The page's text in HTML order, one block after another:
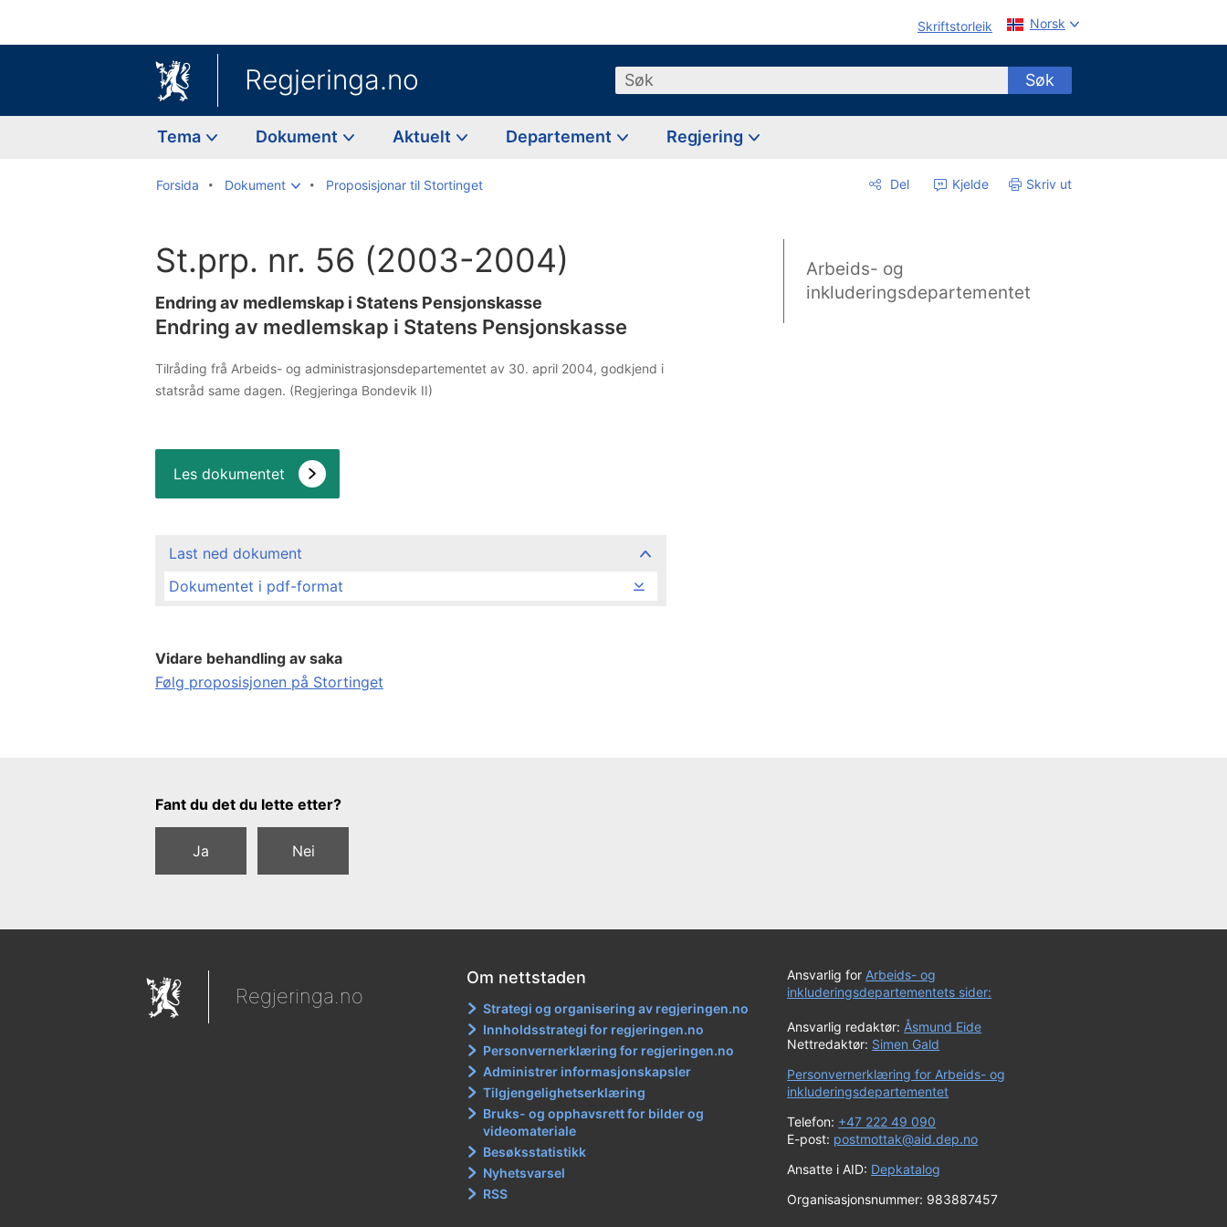
Skriftstorleik Norsk
Regjeringa.no Søk Søk
Tema Dokument Aktuelt Departement Regjering
Forsida Dokument Proposisjonar til Stortinget Del Kjelde Skriv ut
St.prp. nr. 56 (2003-2004)
Endring av medlemskap i Statens Pensjonskasse
Endring av medlemskap i Statens Pensjonskasse
Tilråding frå Arbeids- og administrasjonsdepartementet av 30. april 2004, godkjend i
statsråd same dagen. (Regjeringa Bondevik II)
Les dokumentet
Last ned dokument
Dokumentet i pdf-format
Vidare behandling av saka
Følg proposisjonen på Stortinget
Arbeids- og
inkluderingsdepartementet
Tilbakemeldingsskjema
Fant du det du lette etter?
Ja Nei
Regjeringa.no
Om nettstaden
Strategi og organisering av regjeringen.no
Innholdsstrategi for regjeringen.no
Personvernerklæring for regjeringen.no
Administrer informasjonskapsler
Tilgjengelighetserklæring
Bruks- og opphavsrett for bilder og
videomateriale
Besøksstatistikk
Nyhetsvarsel
RSS
Ansvarlig for Arbeids- og
inkluderingsdepartementets sider:
Ansvarlig redaktør: Åsmund Eide
Nettredaktør: Simen Gald
Personvernerklæring for Arbeids- og
inkluderingsdepartementet
Telefon: +47 222 49 090
E-post: postmottak@aid.dep.no
Ansatte i AID: Depkatalog
Organisasjonsnummer: 983887457